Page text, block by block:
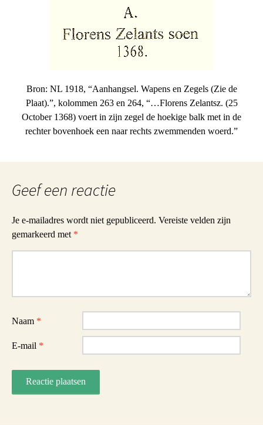
Bron: NL 1918, “Aanhangsel. Wapens en Zegels (Zie de
Plaat).”, kolommen 263 en 264, “…Florens Zelantsz. (25
October 1368) voert in zijn zegel de hoekige balk met in de
rechter bovenhoek een naar rechts zwemmenden woerd.”
Geef een reactie
Je e-mailadres wordt niet gepubliceerd. Vereiste velden zijn
gemarkeerd met *
Naam *
E-mail *